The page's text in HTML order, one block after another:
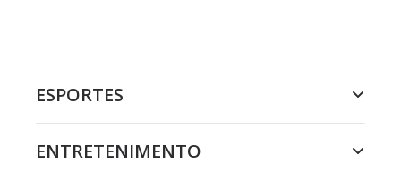
ESPORTES
ENTRETENIMENTO